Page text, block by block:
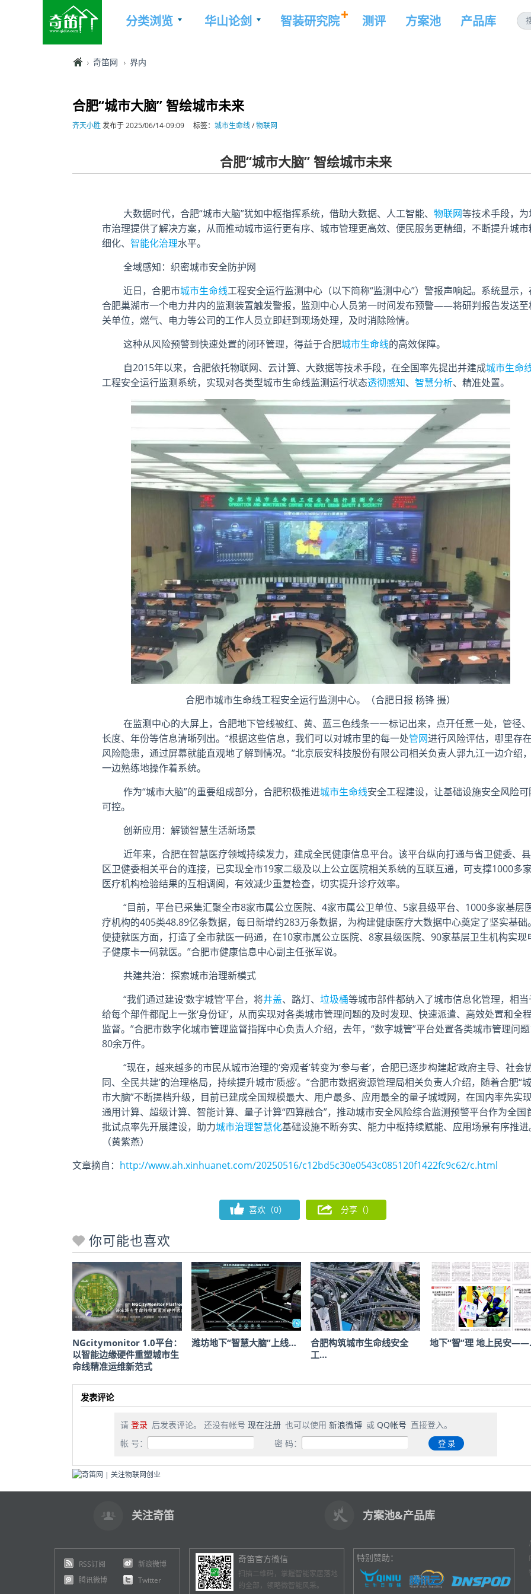
分类浏览 华山论剑 智装研究院 测评 方案池 产品库
奇笛网 界内
合肥“城市大脑” 智绘城市未来
齐天小胜发布于 2025/06/14-09:09 标签： 城市生命线/物联网
合肥“城市大脑” 智绘城市未来
大数据时代，合肥“城市大脑”犹如中枢指挥系统，借助大数据、人工智能、 物联网等技术手段，为
市治理提供了解决方案，从而推动城市运行更有序、城市管理更高效、便民服务更精细，不断提升城市
细化、 智能化治理水平。
全域感知：织密城市安全防护网
近日，合肥市城市生命线工程安全运行监测中心（以下简称“监测中心”）警报声响起。系统显示，
合肥巢湖市一个电力井内的监测装置触发警报，监测中心人员第一时间发布预警——将研判报告发送至
关单位，燃气、电力等公司的工作人员立即赶到现场处理，及时消除险情。
这种从风险预警到快速处置的闭环管理，得益于合肥城市生命线的高效保障。
自2015年以来，合肥依托物联网、云计算、大数据等技术手段，在全国率先提出并建成城市生命
工程安全运行监测系统，实现对各类型城市生命线监测运行状态透彻感知、 智慧分析、精准处置。
合肥市城市生命线工程安全运行监测中心。（合肥日报 杨锋 摄）
在监测中心的大屏上，合肥地下管线被红、黄、蓝三色线条一一标记出来，点开任意一处，管径、
长度、年份等信息清晰列出。“根据这些信息，我们可以对城市里的每一处管网进行风险评估，哪里存在
风险隐患，通过屏幕就能直观地了解到情况。”北京辰安科技股份有限公司相关负责人郭九江一边介绍，
一边熟练地操作着系统。
作为“城市大脑”的重要组成部分，合肥积极推进城市生命线安全工程建设，让基础设施安全风险可
可控。
创新应用：解锁智慧生活新场景
近年来，合肥在智慧医疗领域持续发力，建成全民健康信息平台。该平台纵向打通与省卫健委、县
区卫健委相关平台的连接，已实现全市19家二级及以上公立医院相关系统的互联互通，可支撑1000多家
医疗机构检验结果的互相调阅，有效减少重复检查，切实提升诊疗效率。
“目前，平台已采集汇聚全市8家市属公立医院、4家市属公卫单位、5家县级平台、1000多家基层
疗机构的405类48.89亿条数据，每日新增约283万条数据，为构建健康医疗大数据中心奠定了坚实基础。
便捷就医方面，打造了全市就医一码通，在10家市属公立医院、8家县级医院、90家基层卫生机构实现
子健康卡一码就医。”合肥市健康信息中心副主任张军说。
共建共治：探索城市治理新模式
“我们通过建设‘数字城管’平台，将井盖、路灯、 垃圾桶等城市部件都纳入了城市信息化管理，相当
给每个部件都配上一张‘身份证’，从而实现对各类城市管理问题的及时发现、快速派遣、高效处置和全程
监督。”合肥市数字化城市管理监督指挥中心负责人介绍，去年，“数字城管”平台处置各类城市管理问题
80余万件。
“现在，越来越多的市民从城市治理的‘旁观者’转变为‘参与者’，合肥已逐步构建起‘政府主导、社会
同、全民共建’的治理格局，持续提升城市‘质感’。”合肥市数据资源管理局相关负责人介绍，随着合肥“城
市大脑”不断提档升级，目前已建成全国规模最大、用户最多、应用最全的量子城域网，在国内率先实
通用计算、超级计算、智能计算、量子计算“四算融合”，推动城市安全风险综合监测预警平台作为全国
批试点率先开展建设，助力城市治理智慧化基础设施不断夯实、能力中枢持续赋能、应用场景有序推进
（黄紫燕）
文章摘自： http://www.ah.xinhuanet.com/20250516/c12bd5c30e0543c085120f1422fc9c62/c.html
喜欢（0） 分享（）
你可能也喜欢
NGcitymonitor 1.0平台：
以智能边缘硬件重塑城市生
命线精准运维新范式
潍坊地下“智慧大脑”上线…
合肥构筑城市生命线安全
工…
地下“智”理 地上民安
发表评论
请 登录 后发表评论。 还没有帐号 现在注册 也可以使用 新浪微博 或 QQ帐号 直接登入。
帐 号：
密 码：
关注奇笛 方案池&产品库
RSS订阅
新浪微博
腾讯微博
Twitter
奇笛官方微信
扫描二维码，掌握智能家居落地
的全部，领略微智能风采。
特别赞助：